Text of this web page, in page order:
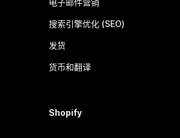
电子邮件营销
搜索引擎优化 (SEO)
发货
货币和翻译
Shopify